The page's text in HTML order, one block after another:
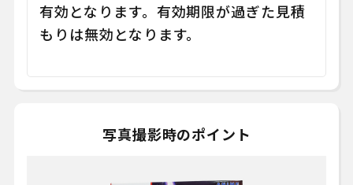
有効となります。有効期限が過ぎた見積
もりは無効となります。
写真撮影時のポイント